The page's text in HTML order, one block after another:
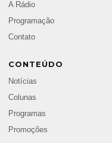
A Rádio
Programação
Contato
CONTEÚDO
Notícias
Colunas
Programas
Promoções